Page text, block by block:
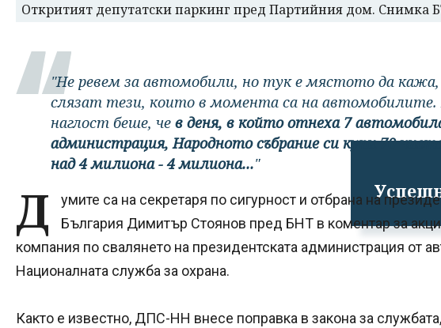
Откритият депутатски паркинг пред Партийния дом. Снимка
"Не ревем за автомобили, но тук е мястото да кажа,
слязат тези, които в момента са на
наглост беше, че в деня, в който отнеха 7
администрация, Народното събрание си купи 70
над 4 милиона - 4 милиона..."
Д
умите са на секретаря по сигурност и отбрана на
България Димитър Стоянов пред БНТ в коментар за
компания по свалянето на президентската администрация от
Националната служба за охрана.
Както е известно, ДПС-НН внесе поправка в закона за